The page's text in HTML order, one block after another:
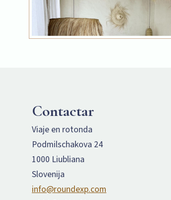
Contactar
Viaje en rotonda
Podmilschakova 24
1000 Liubliana
Slovenija
info@roundexp.com